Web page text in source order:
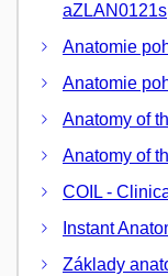
aZLAN0121s
Anatomie
Anatomie
Anatomy of
Anatomy of
COIL -
Instant
Základy